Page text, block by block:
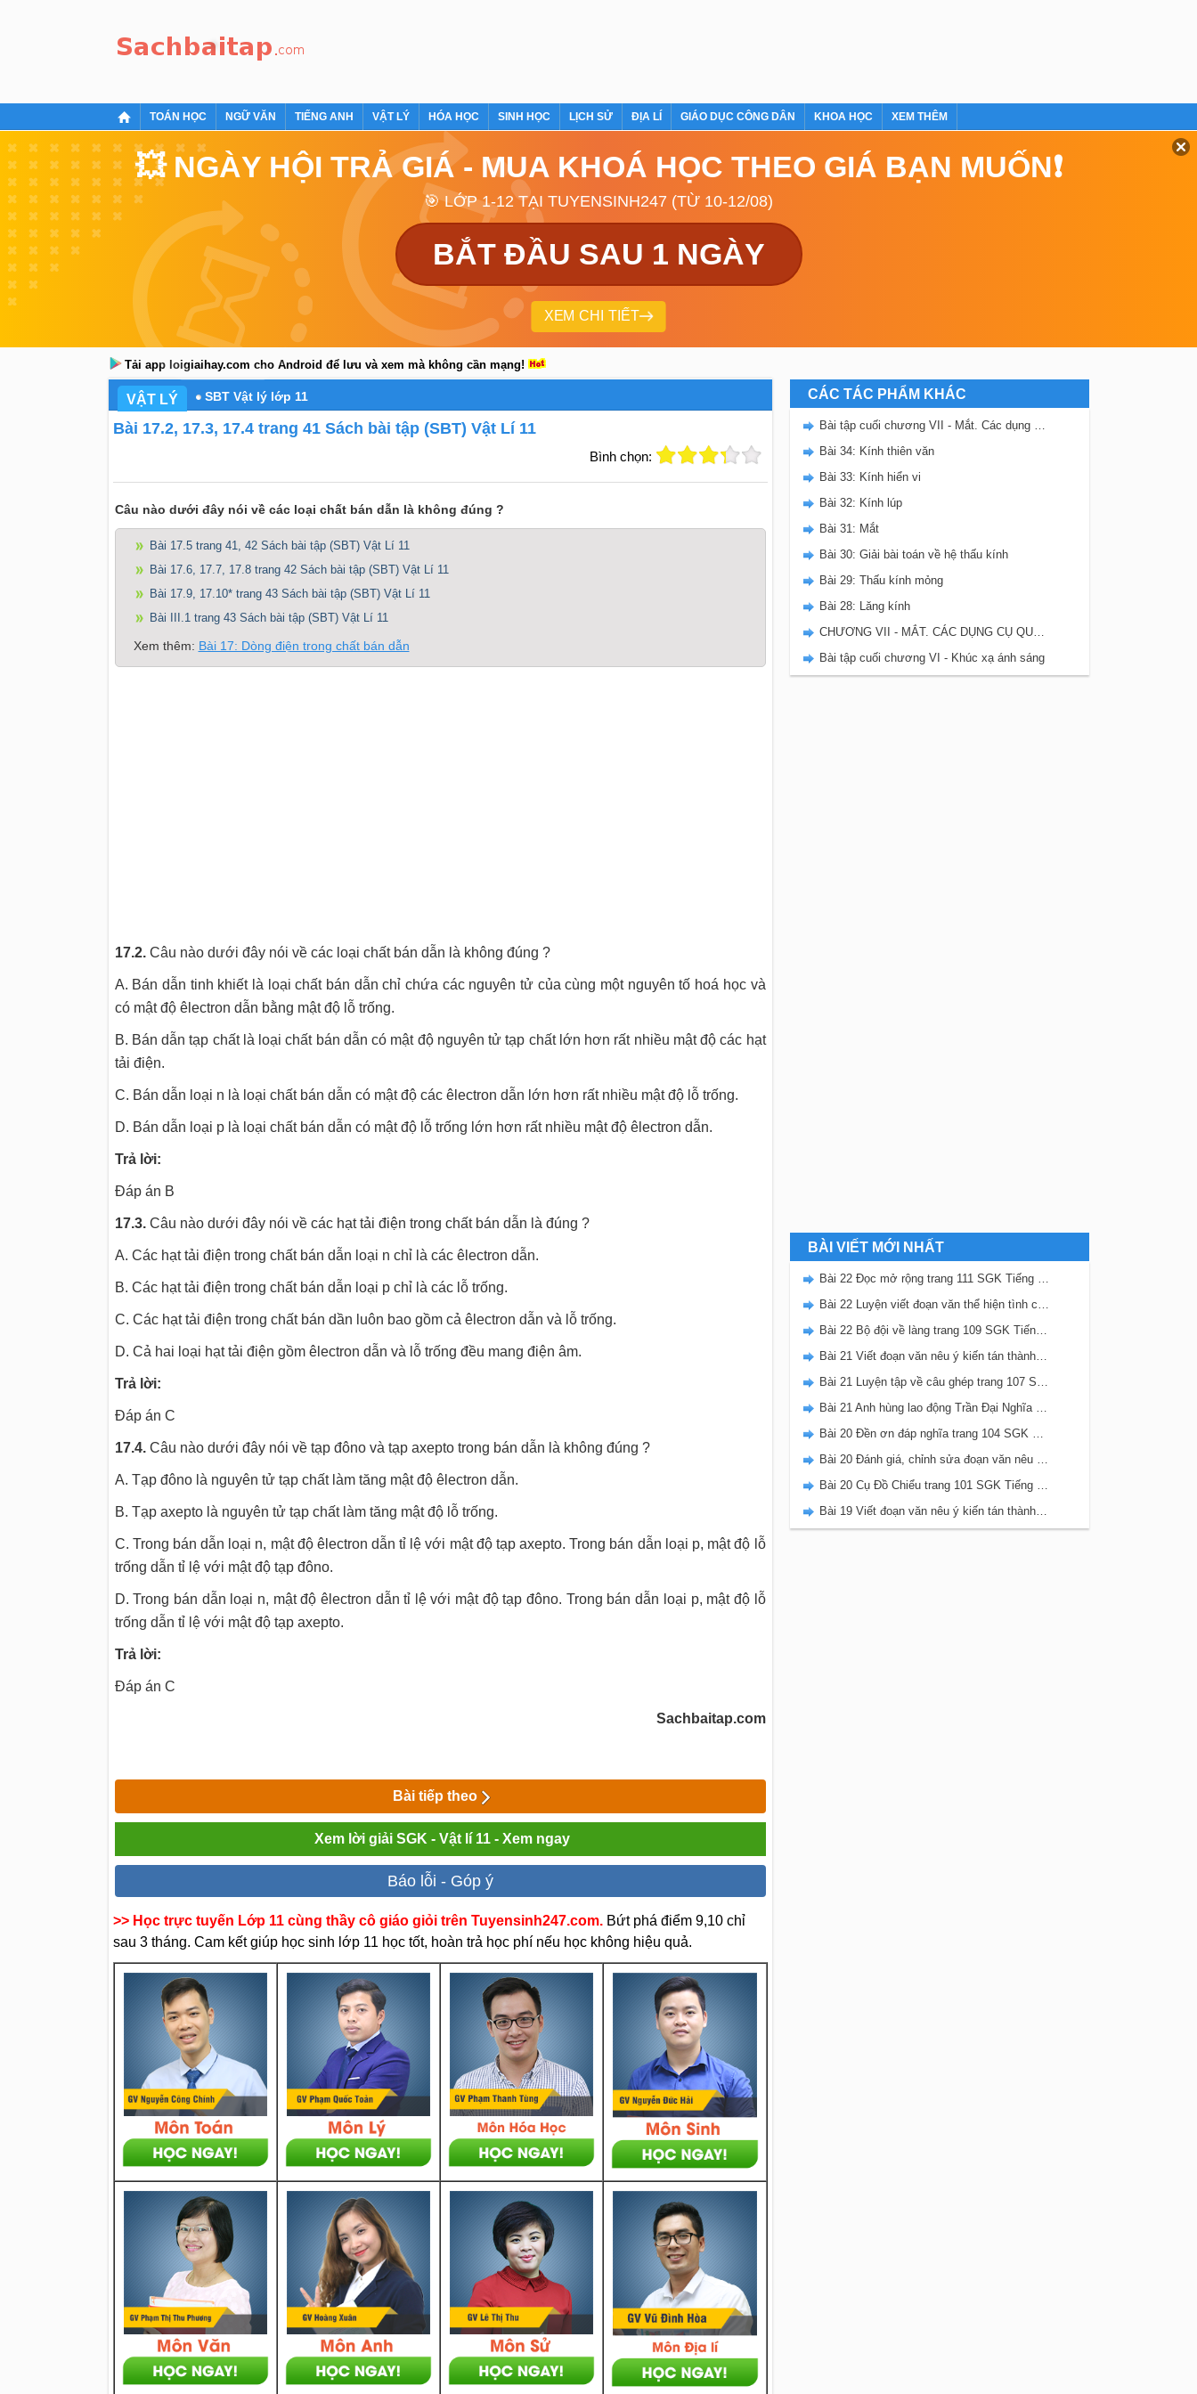
TOÁN HỌC NGỮ VĂN TIẾNG ANH VẬT LÝ HÓA HỌC SINH HỌC LỊCH SỬ ĐỊA LÍ GIÁO DỤC CÔNG DÂN KHOA HỌC XEM THÊM
💥 NGÀY HỘI TRẢ GIÁ - MUA KHOÁ HỌC THEO GIÁ BẠN MUỐN❗
🎯 LỚP 1-12 TẠI TUYENSINH247 (TỪ 10-12/08)
BẮT ĐẦU SAU 1 NGÀY
XEM CHI TIẾT
Tải app loigiaihay.com cho Android để lưu và xem mà không cần mạng!
VẬT LÝ SBT Vật lý lớp 11
Bài 17.2, 17.3, 17.4 trang 41 Sách bài tập (SBT) Vật Lí 11
Bình chọn:
Câu nào dưới đây nói về các loại chất bán dẫn là không đúng ?
Bài 17.5 trang 41, 42 Sách bài tập (SBT) Vật Lí 11
Bài 17.6, 17.7, 17.8 trang 42 Sách bài tập (SBT) Vật Lí 11
Bài 17.9, 17.10* trang 43 Sách bài tập (SBT) Vật Lí 11
Bài III.1 trang 43 Sách bài tập (SBT) Vật Lí 11
Xem thêm: Bài 17: Dòng điện trong chất bán dẫn
17.2.Câu nào dưới đây nói về các loại chất bán dẫn là không đúng ?
A. Bán dẫn tinh khiết là loại chất bán dẫn chỉ chứa các nguyên tử của cùng một nguyên tố hoá học và
có mật độ êlectron dẫn bằng mật độ lỗ trống.
B. Bán dẫn tạp chất là loại chất bán dẫn có mật độ nguyên tử tạp chất lớn hơn rất nhiều mật độ các hạt
tải điện.
C. Bán dẫn loại n là loại chất bán dẫn có mật độ các êlectron dẫn lớn hơn rất nhiều mật độ lỗ trống.
D. Bán dẫn loại p là loại chất bán dẫn có mật độ lỗ trống lớn hơn rất nhiều mật độ êlectron dẫn.
Trả lời:
Đáp án B
17.3.Câu nào dưới đây nói về các hạt tải điện trong chất bán dẫn là đúng ?
A. Các hạt tải điện trong chất bán dẫn loại n chỉ là các êlectron dẫn.
B. Các hạt tải điện trong chất bán dẫn loại p chỉ là các lỗ trống.
C. Các hạt tải điện trong chất bán dần luôn bao gồm cả êlectron dẫn và lỗ trống.
D. Cả hai loại hạt tải điện gồm êlectron dẫn và lỗ trống đều mang điện âm.
Trả lời:
Đáp án C
17.4.Câu nào dưới đây nói về tạp đôno và tạp axepto trong bán dẫn là không đúng ?
A. Tạp đôno là nguyên tử tạp chất làm tăng mật độ êlectron dẫn.
B. Tạp axepto là nguyên tử tạp chất làm tăng mật độ lỗ trống.
C. Trong bán dẫn loại n, mật độ êlectron dẫn tỉ lệ với mật độ tạp axepto. Trong bán dẫn loại p, mật độ lỗ
trống dẫn tỉ lệ với mật độ tạp đôno.
D. Trong bán dẫn loại n, mật độ êlectron dẫn tỉ lệ với mật độ tạp đôno. Trong bán dẫn loại p, mật độ lỗ
trống dẫn tỉ lệ với mật độ tạp axepto.
Trả lời:
Đáp án C
Sachbaitap.com
Bài tiếp theo
Xem lời giải SGK - Vật lí 11 - Xem ngay
Báo lỗi - Góp ý
>> Học trực tuyến Lớp 11 cùng thầy cô giáo giỏi trên Tuyensinh247.com. Bứt phá điểm 9,10 chỉ
sau 3 tháng. Cam kết giúp học sinh lớp 11 học tốt, hoàn trả học phí nếu học không hiệu quả.
CÁC TÁC PHẨM KHÁC
Bài tập cuối chương VII - Mắt. Các dụng cụ quang
Bài 34: Kính thiên văn
Bài 33: Kính hiển vi
Bài 32: Kính lúp
Bài 31: Mắt
Bài 30: Giải bài toán về hệ thấu kính
Bài 29: Thấu kính mỏng
Bài 28: Lăng kính
CHƯƠNG VII - MẮT. CÁC DỤNG CỤ QUANG
Bài tập cuối chương VI - Khúc xạ ánh sáng
BÀI VIẾT MỚI NHẤT
Bài 22 Đọc mở rộng trang 111 SGK Tiếng Việt 5 Kết nối tri thức tập 2
Bài 22 Luyện viết đoạn văn thể hiện tình cảm, cảm xúc về một sự việc trang 111 SGK Tiếng Việt 5 Kết nối tri thức tập 2
Bài 22 Bộ đội về làng trang 109 SGK Tiếng Việt 5 Kết nối tri thức tập 2
Bài 21 Viết đoạn văn nêu ý kiến tán thành một sự việc, hiện tượng (Bài viết số 2) trang 108 SGK Tiếng Việt 5 Kết nối tri thức tập 2
Bài 21 Luyện tập về câu ghép trang 107 SGK Tiếng Việt 5 Kết nối tri thức tập 2
Bài 21 Anh hùng lao động Trần Đại Nghĩa trang 106 SGK Tiếng Việt 5 Kết nối tri thức tập 2
Bài 20 Đền ơn đáp nghĩa trang 104 SGK Tiếng Việt 5 Kết nối tri thức tập 2
Bài 20 Đánh giá, chỉnh sửa đoạn văn nêu ý kiến tán thành một sự vật, hiện tượng trang 103 SGK Tiếng Việt 5 Kết nối tri thức tập 2
Bài 20 Cụ Đồ Chiểu trang 101 SGK Tiếng Việt 5 Kết nối tri thức tập 2
Bài 19 Viết đoạn văn nêu ý kiến tán thành một sự việc, hiện tượng (Bài viết số 1) trang 100 SGK Tiếng Việt 5 Kết nối tri thức tập 2